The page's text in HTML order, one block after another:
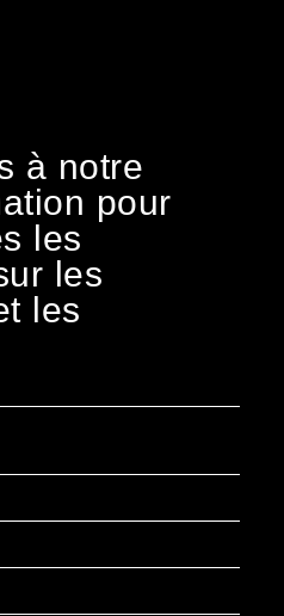
à notre
pour
les
les
les